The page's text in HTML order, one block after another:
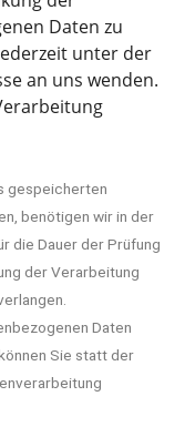
Daten zu
unter der
an uns wenden.
gespeicherten
benötigen wir in der
die Dauer der Prüfung
der Verarbeitung
Daten
Sie statt der